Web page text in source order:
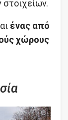
ένας από
χώρους